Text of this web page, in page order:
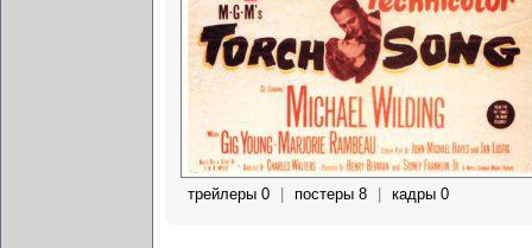
трейлеры 0 постеры 8 кадры 0